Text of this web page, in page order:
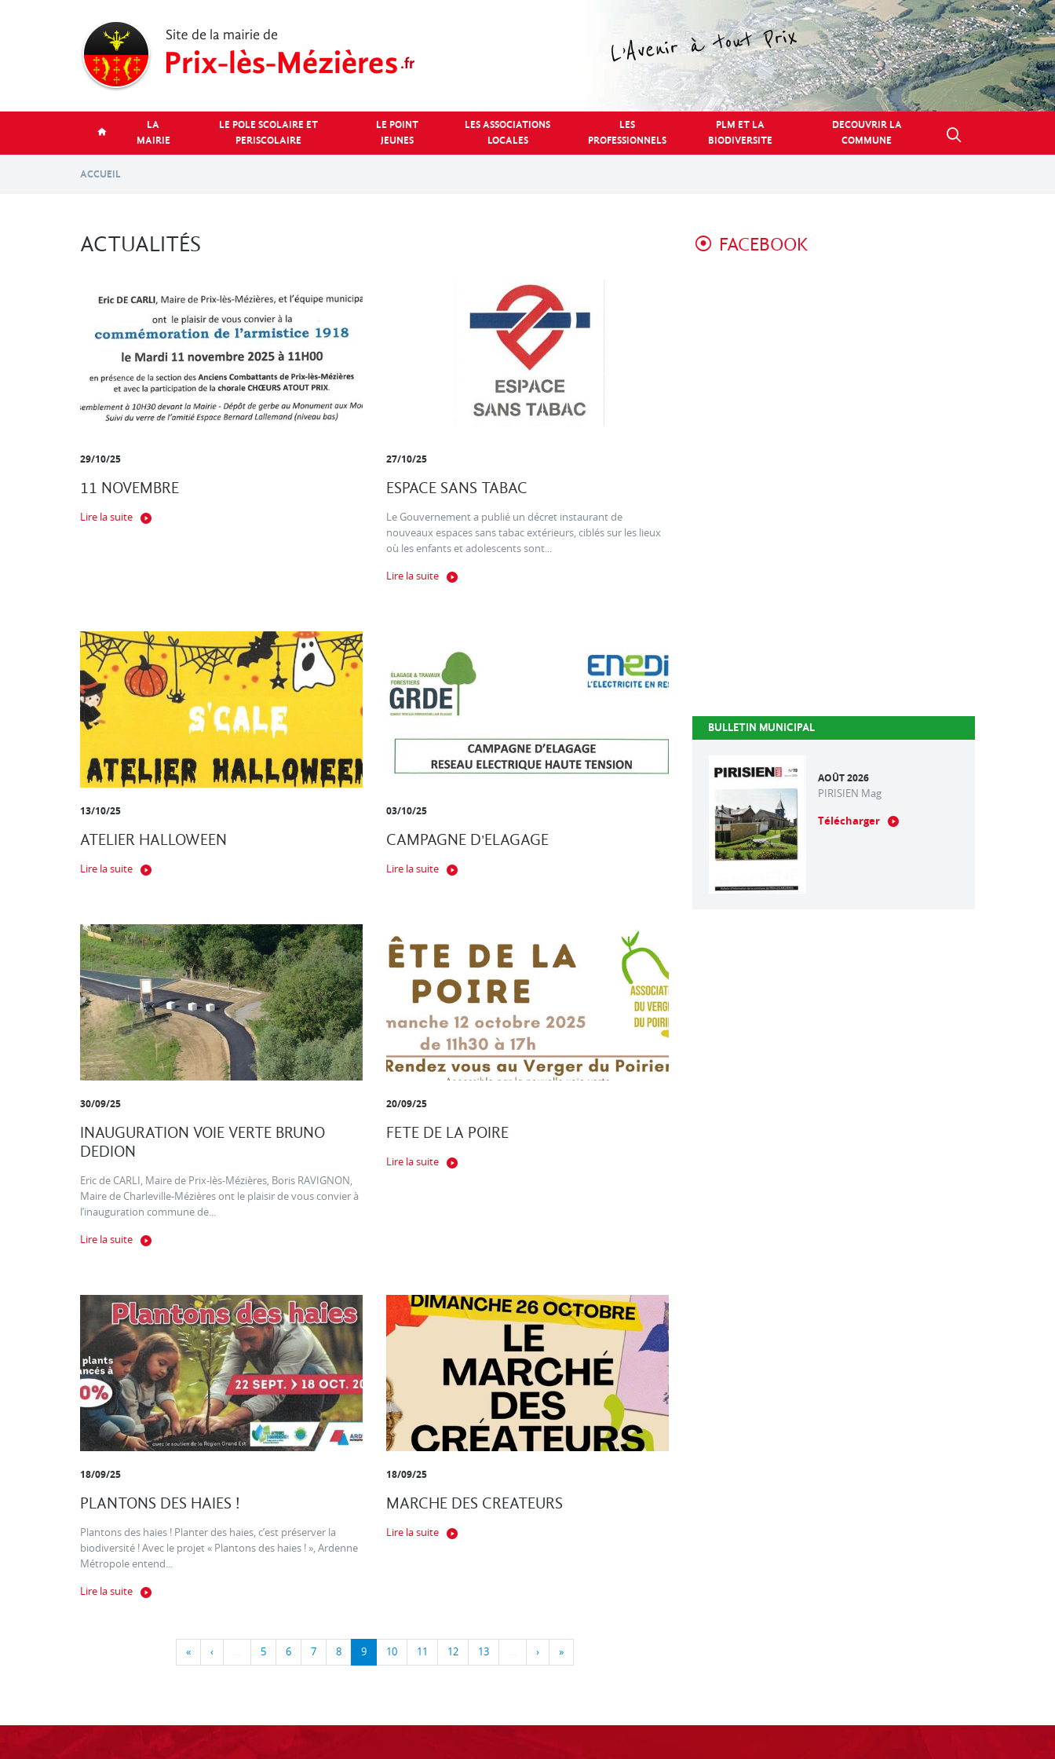
LA
MAIRIE
LE POLE SCOLAIRE ET
PERISCOLAIRE
LE POINT
JEUNES
LES ASSOCIATIONS
LOCALES
LES
PROFESSIONNELS
PLM ET LA
BIODIVERSITE
DECOUVRIR LA
COMMUNE
ACCUEIL
ACTUALITÉS
29/10/25
11 NOVEMBRE
Lire la suite
27/10/25
ESPACE SANS TABAC
Le Gouvernement a publié un décret instaurant de
nouveaux espaces sans tabac extérieurs, ciblés sur les lieux
où les enfants et adolescents sont...
Lire la suite
13/10/25
ATELIER HALLOWEEN
Lire la suite
03/10/25
CAMPAGNE D'ELAGAGE
Lire la suite
30/09/25
INAUGURATION VOIE VERTE BRUNO
DEDION
Eric de CARLI, Maire de Prix-lès-Mézières, Boris RAVIGNON,
Maire de Charleville-Mézières ont le plaisir de vous convier à
l’inauguration commune de...
Lire la suite
20/09/25
FETE DE LA POIRE
Lire la suite
18/09/25
PLANTONS DES HAIES !
Plantons des haies ! Planter des haies, c’est préserver la
biodiversité ! Avec le projet « Plantons des haies ! », Ardenne
Métropole entend...
Lire la suite
18/09/25
MARCHE DES CREATEURS
Lire la suite
« ‹ … 5 6 7 8 9 10 11 12 13 … › »
FACEBOOK
BULLETIN MUNICIPAL
AOÛT 2026
PIRISIEN Mag
Télécharger